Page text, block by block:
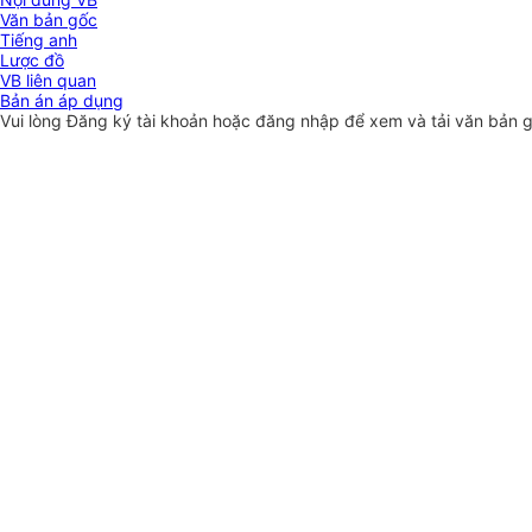
Văn bản gốc
Tiếng anh
Lược đồ
VB liên quan
Bản án áp dụng
Vui lòngĐăng ký tài khoản hoặc đăng nhập để xem và tải văn bản